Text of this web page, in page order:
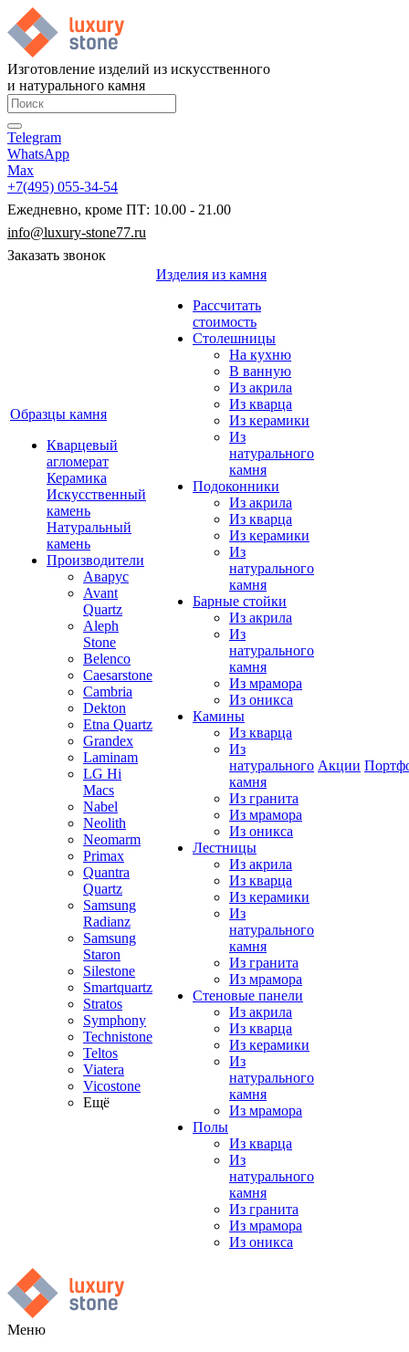
Изготовление изделий из искусственного
и натурального камня
Telegram
WhatsApp
Max
+7(495) 055-34-54
Ежедневно, кроме ПТ: 10.00 - 21.00
info@luxury-stone77.ru
Заказать звонок
Образцы камня
Кварцевый
агломерат
Керамика
Искусственный
камень
Натуральный
камень
Производители
Аварус
Avant
Quartz
Aleph
Stone
Belenco
Caesarstone
Cambria
Dekton
Etna Quartz
Grandex
Laminam
LG Hi
Macs
Nabel
Neolith
Neomarm
Primax
Quantra
Quartz
Samsung
Radianz
Samsung
Staron
Silestone
Smartquartz
Stratos
Symphony
Technistone
Teltos
Viatera
Vicostone
Ещё
Изделия из камня
Рассчитать
стоимость
Столешницы
На кухню
В ванную
Из акрила
Из кварца
Из керамики
Из
натурального
камня
Подоконники
Из акрила
Из кварца
Из керамики
Из
натурального
камня
Барные стойки
Из акрила
Из
натурального
камня
Из мрамора
Из оникса
Камины
Из кварца
Из
натурального
камня
Из гранита
Из мрамора
Из оникса
Лестницы
Из акрила
Из кварца
Из керамики
Из
натурального
камня
Из гранита
Из мрамора
Стеновые панели
Из акрила
Из кварца
Из керамики
Из
натурального
камня
Из мрамора
Полы
Из кварца
Из
натурального
камня
Из гранита
Из мрамора
Из оникса
Акции
Меню